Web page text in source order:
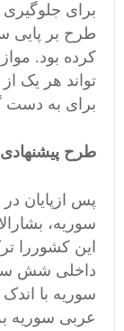
برای
طرح بر پایی
کرده بود.
تواند هر یک
برای به دست
طرح
پس ازپایان
سوریه،
این کشوررا
داخلی شش
سوریه با اندک
عربی سوریه